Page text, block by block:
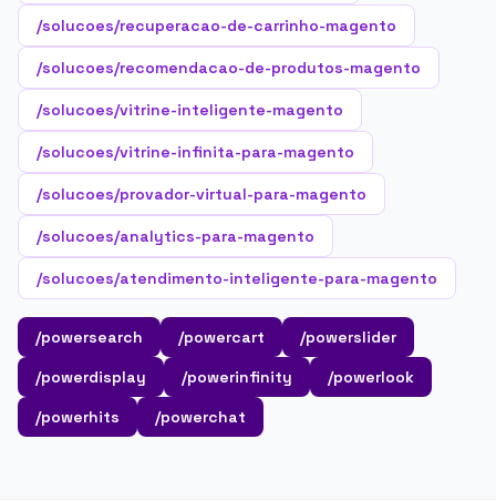
/solucoes/recuperacao-de-carrinho-magento
/solucoes/recomendacao-de-produtos-magento
/solucoes/vitrine-inteligente-magento
/solucoes/vitrine-infinita-para-magento
/solucoes/provador-virtual-para-magento
/solucoes/analytics-para-magento
/solucoes/atendimento-inteligente-para-magento
/powersearch /powercart
/powerslider
/powerdisplay
/powerinfinity
/powerlook
/powerhits
/powerchat